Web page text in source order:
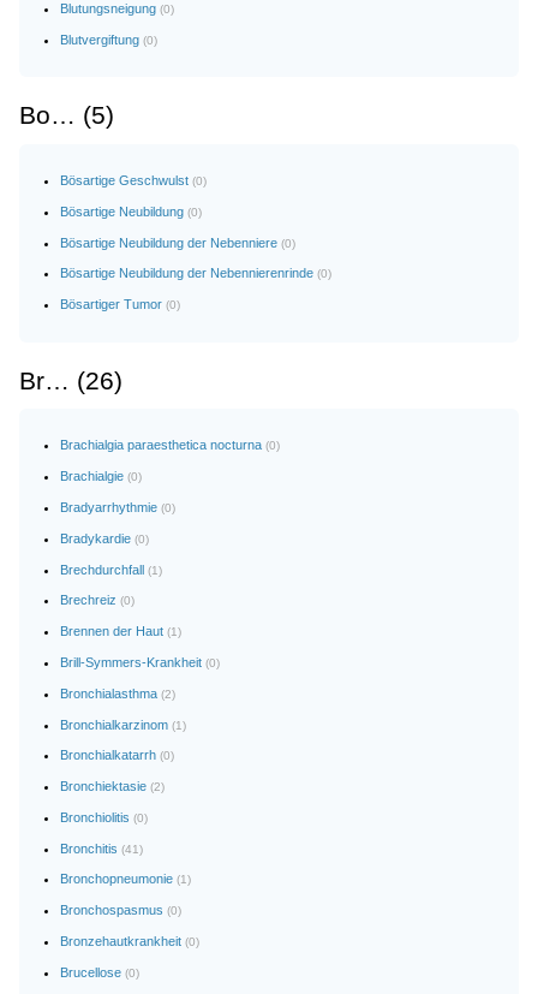
Blutungsneigung (0)
Blutvergiftung (0)
Bo… (5)
Bösartige Geschwulst (0)
Bösartige Neubildung (0)
Bösartige Neubildung der Nebenniere (0)
Bösartige Neubildung der Nebennierenrinde (0)
Bösartiger Tumor (0)
Br… (26)
Brachialgia paraesthetica nocturna (0)
Brachialgie (0)
Bradyarrhythmie (0)
Bradykardie (0)
Brechdurchfall (1)
Brechreiz (0)
Brennen der Haut (1)
Brill-Symmers-Krankheit (0)
Bronchialasthma (2)
Bronchialkarzinom (1)
Bronchialkatarrh (0)
Bronchiektasie (2)
Bronchiolitis (0)
Bronchitis (41)
Bronchopneumonie (1)
Bronchospasmus (0)
Bronzehautkrankheit (0)
Brucellose (0)